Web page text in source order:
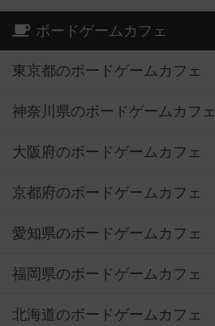
ボードゲームカフェ
東京都のボードゲームカフェ
神奈川県のボードゲームカフェ
大阪府のボードゲームカフェ
京都府のボードゲームカフェ
愛知県のボードゲームカフェ
福岡県のボードゲームカフェ
北海道のボードゲームカフェ